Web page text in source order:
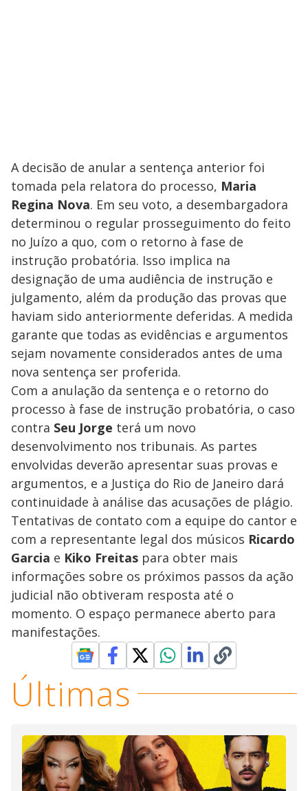
A decisão de anular a sentença anterior foi
tomada pela relatora do processo, Maria
Regina Nova. Em seu voto, a desembargadora
determinou o regular prosseguimento do feito
no Juízo a quo, com o retorno à fase de
instrução probatória. Isso implica na
designação de uma audiência de instrução e
julgamento, além da produção das provas que
haviam sido anteriormente deferidas. A medida
garante que todas as evidências e argumentos
sejam novamente considerados antes de uma
nova sentença ser proferida.
Com a anulação da sentença e o retorno do
processo à fase de instrução probatória, o caso
contra Seu Jorge terá um novo
desenvolvimento nos tribunais. As partes
envolvidas deverão apresentar suas provas e
argumentos, e a Justiça do Rio de Janeiro dará
continuidade à análise das acusações de plágio.
Tentativas de contato com a equipe do cantor e
com a representante legal dos músicos Ricardo
Garcia e Kiko Freitas para obter mais
informações sobre os próximos passos da ação
judicial não obtiveram resposta até o
momento. O espaço permanece aberto para
manifestações.
Últimas